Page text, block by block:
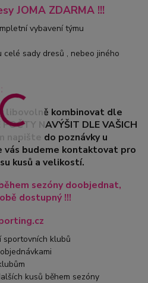
JOMA ZDARMA !!!
vybavení týmu
sady dresů , nebeo jiného
libovolně kombinovat dle
NAVÝŠIT DLE VAŠICH
napište do poznávky u
vás budeme kontaktovat pro
kusů a velikostí.
sezóny doobjednat,
dostupný !!!
sportovních klubů
kusů během sezóny